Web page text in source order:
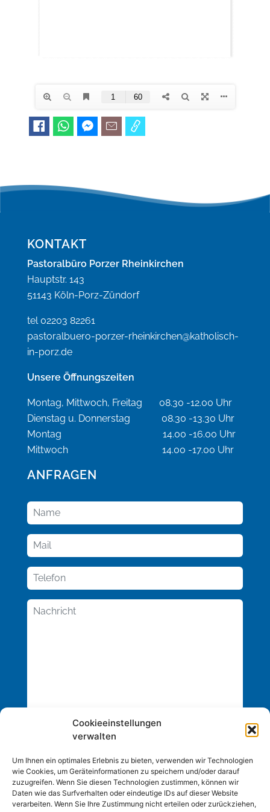
Cookieeinstellungen
verwalten
Um Ihnen ein optimales Erlebnis zu bieten, verwenden wir Technologien
wie Cookies, um Geräteinformationen zu speichern und/oder darauf
zuzugreifen. Wenn Sie diesen Technologien zustimmen, können wir
Daten wie das Surfverhalten oder eindeutige IDs auf dieser Website
verarbeiten. Wenn Sie Ihre Zustimmung nicht erteilen oder zurückziehen,
KONTAKT
Pastoralbüro Porzer Rheinkirchen
Hauptstr. 143
51143 Köln-Porz-Zündorf
tel 02203 82261
pastoralbuero-porzer-rheinkirchen@katholisch-
in-porz.de
Unsere Öffnungszeiten
Montag, Mittwoch, Freitag 08.30 -12.00 Uhr
Dienstag u. Donnerstag 08.30 -13.30 Uhr
Montag 14.00 -16.00 Uhr
Mittwoch 14.00 -17.00 Uhr
ANFRAGEN